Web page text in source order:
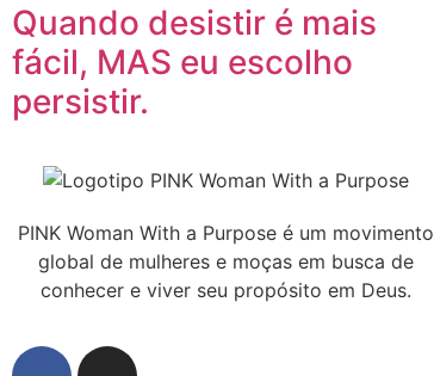
Quando desistir é mais
fácil, MAS eu escolho
persistir.
PINK Woman With a Purpose é um movimento
global de mulheres e moças em busca de
conhecer e viver seu propósito em Deus.